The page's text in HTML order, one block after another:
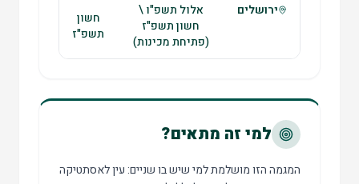
ירושלים
אלול תשפ"ו \
חשון תשפ"ז
(פתיחת מכינות)
חשון
תשפ"ז
למי זה מתאים?
המגמה הזו מושלמת למי שיש בו שניים: עין לאסתטיקה